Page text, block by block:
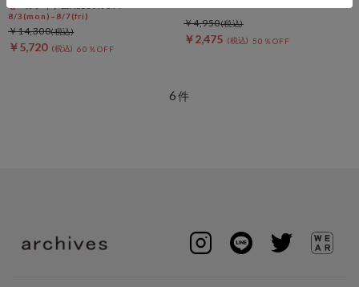
セールアイテムALL10%OFF
8/3(mon)~8/7(fri)
￥5,720 60％OFF
￥14,300
￥2,475 50％OFF
￥4,950
6件